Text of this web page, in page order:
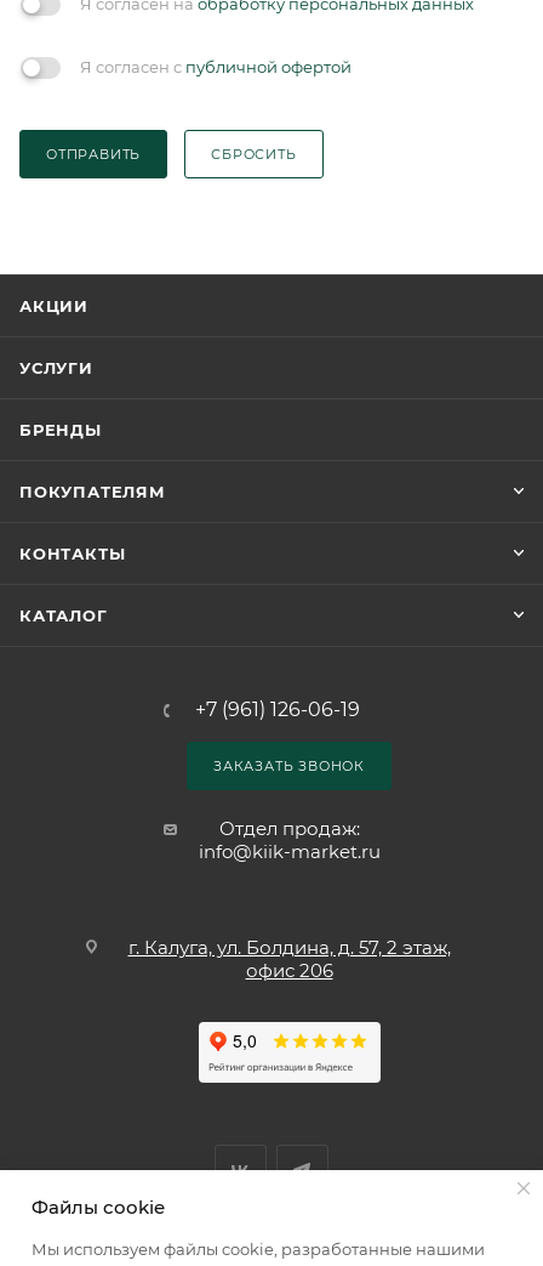
Я согласен с публичной офертой
ОТПРАВИТЬ СБРОСИТЬ
АКЦИИ
УСЛУГИ
БРЕНДЫ
ПОКУПАТЕЛЯМ
КОНТАКТЫ
КАТАЛОГ
+7 (961) 126-06-19
ЗАКАЗАТЬ ЗВОНОК
Отдел продаж:
info@kiik-market.ru
г. Калуга, ул. Болдина, д. 57, 2 этаж,
офис 206
Мы принимаем к оплате
Файлы cookie
Мы используем файлы cookie, разработанные нашими